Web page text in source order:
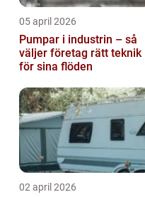
05 april 2026
Pumpar i industrin – så
väljer företag rätt teknik
för sina flöden
02 april 2026